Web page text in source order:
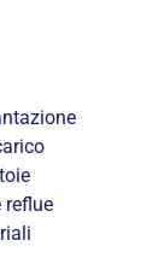
reflue